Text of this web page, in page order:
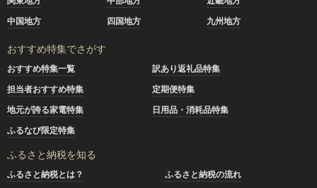
中国地方
四国地方 九州地方
おすすめ特集でさがす
おすすめ特集一覧
訳あり返礼品特集
担当者おすすめ特集
定期便特集
地元が誇る家電特集
日用品・消耗品特集
ふるなび限定特集
ふるさと納税を知る
ふるさと納税とは？
ふるさと納税の流れ